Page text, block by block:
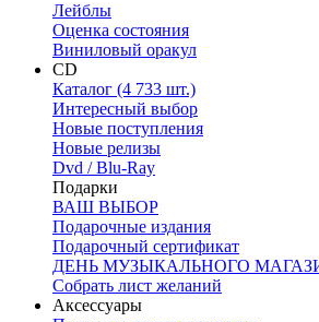
Лейблы
Оценка состояния
Виниловый оракул
CD
Каталог (4 733 шт.)
Интересный выбор
Новые поступления
Новые релизы
Dvd / Blu-Ray
Подарки
ВАШ ВЫБОР
Подарочные издания
Подарочный сертификат
ДЕНЬ МУЗЫКАЛЬНОГО
Собрать лист желаний
Аксессуары